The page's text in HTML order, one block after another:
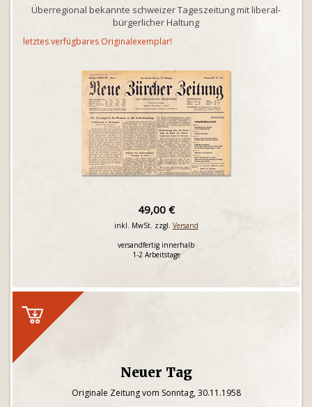
Überregional bekannte schweizer Tageszeitung mit liberal-
bürgerlicher Haltung
letztes verfügbares Originalexemplar!
49,00 €
inkl. MwSt. zzgl. Versand
versandfertig innerhalb
1-2 Arbeitstage
Neuer Tag
Originale Zeitung vom Sonntag, 30.11.1958